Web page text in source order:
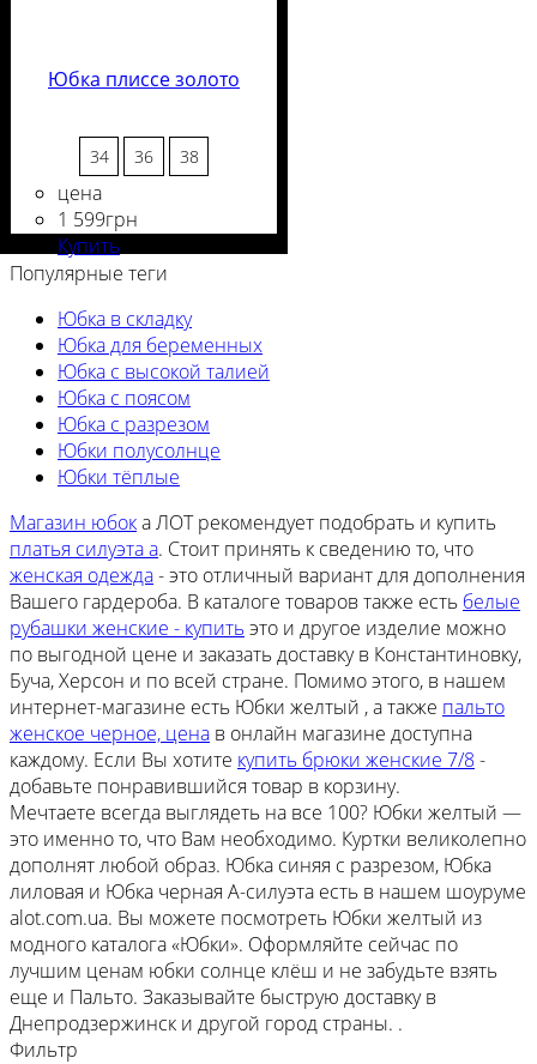
Юбка плиссе золото
34 36 38
цена
1 599грн
Купить
Состав ткани: 60%
Вискоза, 40% Полиэстер
Крой: свободный
Длина: в пол
Стиль: casual
Популярные теги
Юбка в складку
Юбка для беременных
Юбка с высокой талией
Юбка с поясом
Юбка с разрезом
Юбки полусолнце
Юбки тёплые
Магазин юбока ЛОТ рекомендует подобрать и купить
платья силуэта а. Стоит принять к сведению то, что
женская одежда- это отличный вариант для дополнения
Вашего гардероба. В каталоге товаров также есть белые
рубашки женские - купитьэто и другое изделие можно
по выгодной цене и заказать доставку в Константиновку,
Буча, Херсон и по всей стране. Помимо этого, в нашем
интернет-магазине есть Юбки желтый , а также пальто
женское черное, цена в онлайн магазине доступна
каждому. Если Вы хотите купить брюки женские 7/8-
добавьте понравившийся товар в корзину.
Мечтаете всегда выглядеть на все 100? Юбки желтый —
это именно то, что Вам необходимо. Куртки великолепно
дополнят любой образ. Юбка синяя с разрезом, Юбка
лиловая и Юбка черная А-силуэта есть в нашем шоуруме
alot.com.ua. Вы можете посмотреть Юбки желтый из
модного каталога «Юбки». Оформляйте сейчас по
лучшим ценам юбки солнце клёш и не забудьте взять
еще и Пальто. Заказывайте быструю доставку в
Днепродзержинск и другой город страны. .
Фильтр